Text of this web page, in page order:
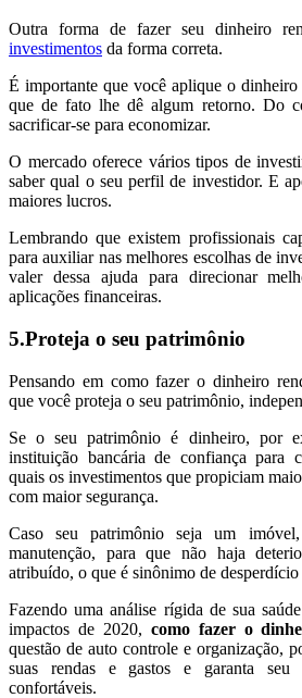
Outra forma de fazer seu dinheiro
investimentos da forma correta.
É importante que você aplique o
que de fato lhe dê algum retorno. Do
sacrificar-se para economizar.
O mercado oferece vários tipos de
saber qual o seu perfil de investidor. E
maiores lucros.
Lembrando que existem profissionais
para auxiliar nas melhores escolhas de
valer dessa ajuda para direcionar
aplicações financeiras.
5.Proteja o seu patrimônio
Pensando em como fazer o dinheiro
que você proteja o seu patrimônio,
Se o seu patrimônio é dinheiro, por
instituição bancária de confiança para
quais os investimentos que propiciam
com maior segurança.
Caso seu patrimônio seja um
manutenção, para que não haja
atribuído, o que é sinônimo de
Fazendo uma análise rígida de sua
impactos de 2020, como fazer o
questão de auto controle e organização,
suas rendas e gastos e garanta seu
confortáveis.